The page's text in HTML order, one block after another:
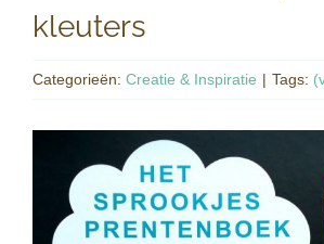
kleuters
Categorieën: Creatie & Inspiratie | Tags: